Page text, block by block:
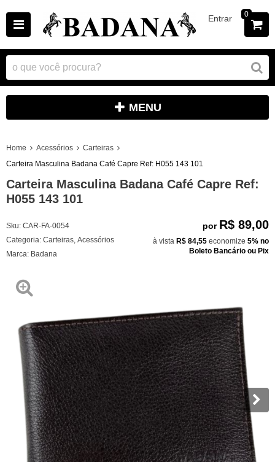
Entrar 0
MENU
Home Acessórios
Carteiras
Carteira Masculina Badana Café Capre Ref: H055 143 101
Carteira Masculina Badana Café Capre Ref:
H055 143 101
Sku: CAR-FA-0054
Categoria: Carteiras Acessórios
Marca: Badana
por R$ 89,00
à vista R$ 84,55 economize 5% no
Boleto Bancário ou Pix